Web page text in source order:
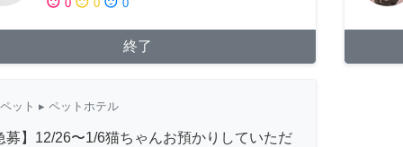
0 0 0
終了
ペット ▸ ペットホテル
募】12/26〜1/6猫ちゃんお預かりしていただ